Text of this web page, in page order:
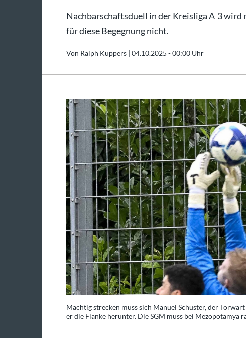
Nachbarschaftsduell in der Kreisliga A 3
für diese Begegnung nicht.
Von Ralph Küppers | 04.10.2025 - 00:00 Uhr
Mächtig strecken muss sich Manuel Schuster, der
er die Flanke herunter. Die SGM muss bei Mezopotamya